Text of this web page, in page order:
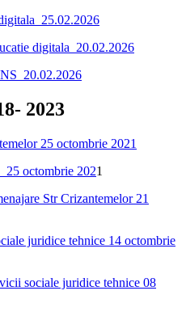
25.02.2026
digitala 20.02.2026
20.02.2026
2023
25 octombrie 2021
25 octombrie 2021
Str Crizantemelor 21
juridice tehnice 14 octombrie
sociale juridice tehnice 08